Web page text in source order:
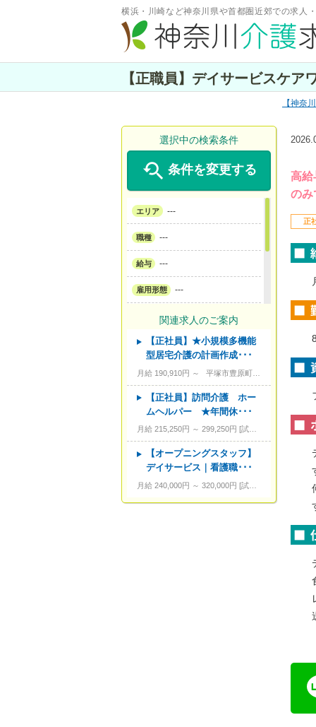
横浜・川崎など神奈川県や首都圏近郊での求人
【正職員】デイサービスケ
神奈
高給
のみ
正
選択中の検索条件
 条件を変更する
エリア ---
職種 ---
給与 ---
雇用形態 ---
サービス形態 ---
資格 ---
こだわり条件
キーワード ---
関連求人のご案内
【正社員】★小規模多機能
型居宅介護の計画作成･･･
月給 190,910円 ～ 平塚市豊原町14-17
【正社員】訪問介護 ホー
ムヘルパー ★年間休･･･
月給 215,250円 ～ 299,250円 試用期間あり。3カ月～4カ月。
【オープニングスタッフ】
デイサービス｜看護職･･･
月給 240,000円 ～ 320,000円 試用期間あり。3カ月～4カ月。